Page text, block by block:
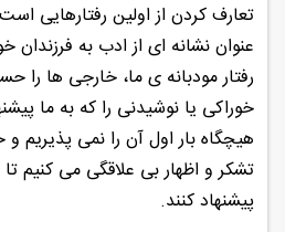
تعارف کردن از اولین رفتارهایی
عنوان نشانه ای از ادب به فرزندان
رفتار مودبانه ی ما، خارجی ها را
خوراکی یا نوشیدنی را که به ما
هیچگاه بار اول آن را نمی پذیریم و
تشکر و اظهار بی علاقگی می کنیم تا
پیشنهاد کنند.